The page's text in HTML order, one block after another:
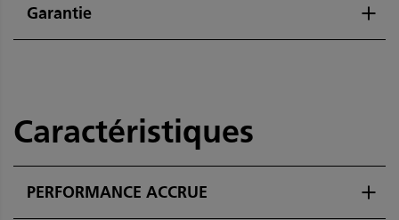
Garantie
Caractéristiques
PERFORMANCE ACCRUE